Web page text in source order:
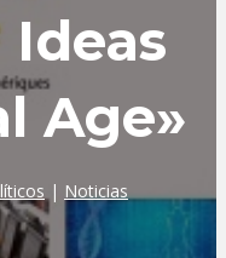
Age»
| Noticias